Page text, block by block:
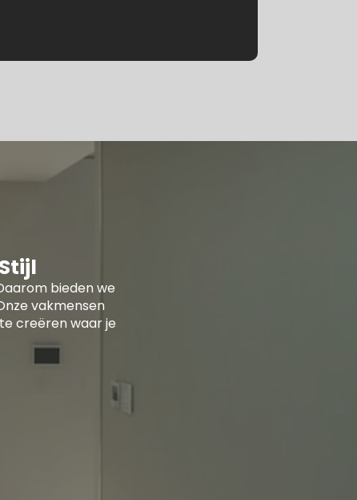
bieden we
vakmensen
creëren waar je